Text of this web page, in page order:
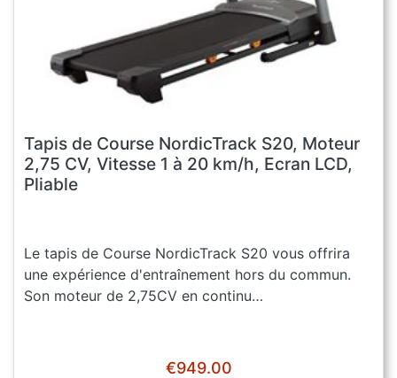
Tapis de Course NordicTrack S20, Moteur
2,75 CV, Vitesse 1 à 20 km/h, Ecran LCD,
Pliable
Le tapis de Course NordicTrack S20 vous offrira
une expérience d'entraînement hors du commun.
Son moteur de 2,75CV en continu…
€949.00